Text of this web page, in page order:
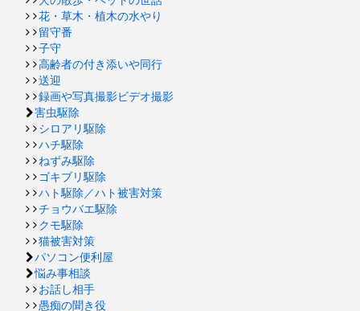
花・草木・植木の水やり
留守番
子守
高齢者の付き添いや同行
送迎
録画や写真撮影ビデオ撮影
害虫駆除
シロアリ駆除
ハチ駆除
ねずみ駆除
ゴキブリ駆除
ハト駆除／ハト被害対策
チョウバエ駆除
クモ駆除
猫被害対策
パソコン便利屋
悩み事相談
お話し相手
愚痴の聞き役